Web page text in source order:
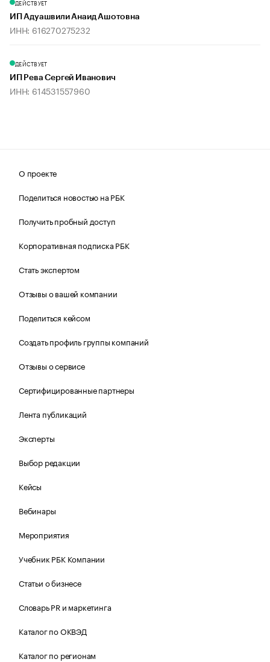
ДЕЙСТВУЕТ
ИП Адуашвили Анаид Ашотовна
ИНН: 616270275232
ДЕЙСТВУЕТ
ИП Рева Сергей Иванович
ИНН: 614531557960
О проекте
Поделиться новостью на РБК
Получить пробный доступ
Корпоративная подписка РБК
Стать экспертом
Отзывы о вашей компании
Поделиться кейсом
Создать профиль группы компаний
Отзывы о сервисе
Сертифицированные партнеры
Лента публикаций
Эксперты
Выбор редакции
Кейсы
Вебинары
Мероприятия
Учебник РБК Компании
Статьи о бизнесе
Словарь PR и маркетинга
Каталог по ОКВЭД
Каталог по регионам